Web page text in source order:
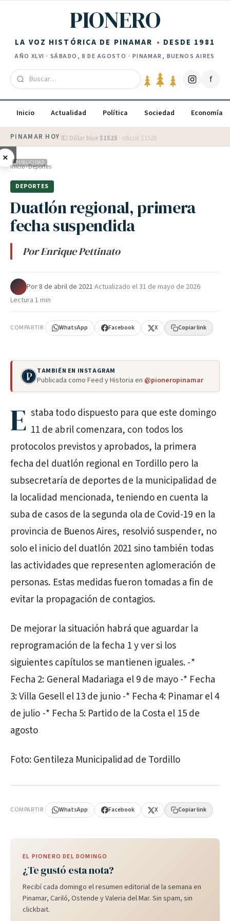
PIONERO
LA VOZ HISTÓRICA DE PINAMAR DESDE 1981
AÑO XLVI · SÁBADO, 8 DE AGOSTO · PINAMAR, BUENOS AIRES
f
Inicio Actualidad Política Sociedad Economía
PINAMAR HOY·💵 Dólar blue $1525 · oficial $1520
× PUBLICIDAD
Inicio›Deportes
DEPORTES
Duatlón regional, primera
fecha suspendida
Por Enrique Pettinato
Por·8 de abril de 2021·Actualizado el31 de mayo de 2026·
Lectura 1 min
COMPARTIR WhatsApp Facebook X Copiar link
TAMBIÉN EN INSTAGRAM
Publicada como Feed y Historia en @pioneropinamar
E staba todo dispuesto para que este domingo
11 de abril comenzara, con todos los
protocolos previstos y aprobados, la primera
fecha del duatlón regional en Tordillo pero la
subsecretaría de deportes de la municipalidad de
la localidad mencionada, teniendo en cuenta la
suba de casos de la segunda ola de Covid-19 en la
provincia de Buenos Aires, resolvió suspender, no
solo el inicio del duatlón 2021 sino también todas
las actividades que representen aglomeración de
personas. Estas medidas fueron tomadas a fin de
evitar la propagación de contagios.
De mejorar la situación habrá que aguardar la
reprogramación de la fecha 1 y ver si los
siguientes capítulos se mantienen iguales. -*
Fecha 2: General Madariaga el 9 de mayo -* Fecha
3: Villa Gesell el 13 de junio -* Fecha 4: Pinamar el 4
de julio -* Fecha 5: Partido de la Costa el 15 de
agosto
Foto: Gentileza Municipalidad de Tordillo
COMPARTIR WhatsApp Facebook X Copiar link
EL PIONERO DEL DOMINGO
¿Te gustó esta nota?
Recibí cada domingo el resumen editorial de la semana en
Pinamar, Cariló, Ostende y Valeria del Mar. Sin spam, sin
clickbait.